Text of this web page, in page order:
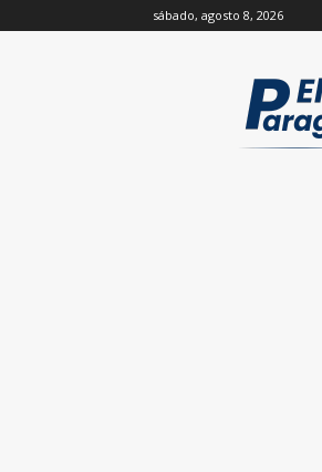
sábado, agosto 8, 2026